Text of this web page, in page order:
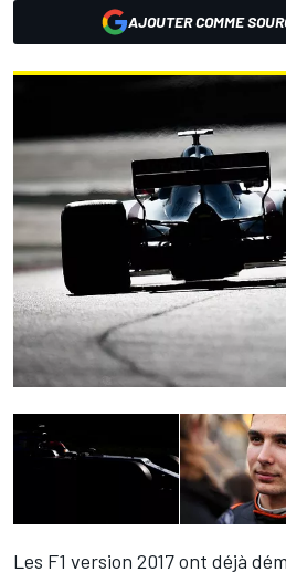
AJOUTER COMME
Les F1 version 2017 ont déjà